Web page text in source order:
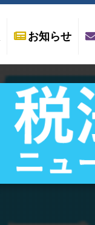
お知らせ